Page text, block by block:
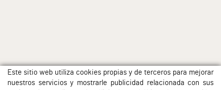
Este sitio web utiliza cookies propias y de terceros para mejorar
nuestros servicios y mostrarle publicidad relacionada con sus